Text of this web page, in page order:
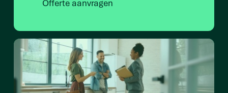
Offerte aanvragen